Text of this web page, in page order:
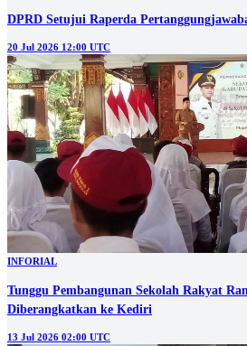
DPRD Setujui Raperda
20 Jul 2026 12:00 UTC
INFORIAL
Tunggu Pembangunan Sekolah Rakyat
Diberangkatkan ke Kediri
13 Jul 2026 02:00 UTC